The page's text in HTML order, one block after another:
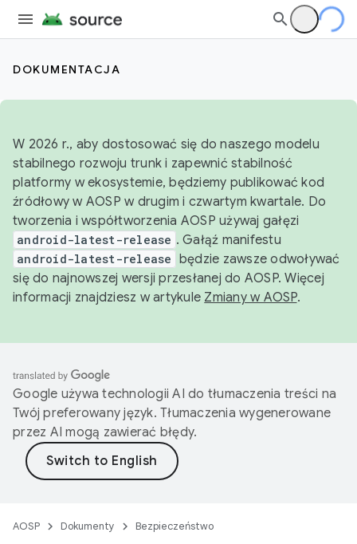
DOKUMENTACJA
W 2026 r., aby dostosować się do naszego modelu
stabilnego rozwoju trunk i zapewnić stabilność
platformy w ekosystemie, będziemy publikować kod
źródłowy w AOSP w drugim i czwartym kwartale. Do
tworzenia i współtworzenia AOSP używaj gałęzi
android-latest-release . Gałąź manifestu
android-latest-release będzie zawsze odwoływać
się do najnowszej wersji przesłanej do AOSP. Więcej
informacji znajdziesz w artykule Zmiany w AOSP.
Google używa technologii AI do tłumaczenia treści na
Twój preferowany język. Tłumaczenia wygenerowane
przez AI mogą zawierać błędy.
AOSP Dokumenty Bezpieczeństwo